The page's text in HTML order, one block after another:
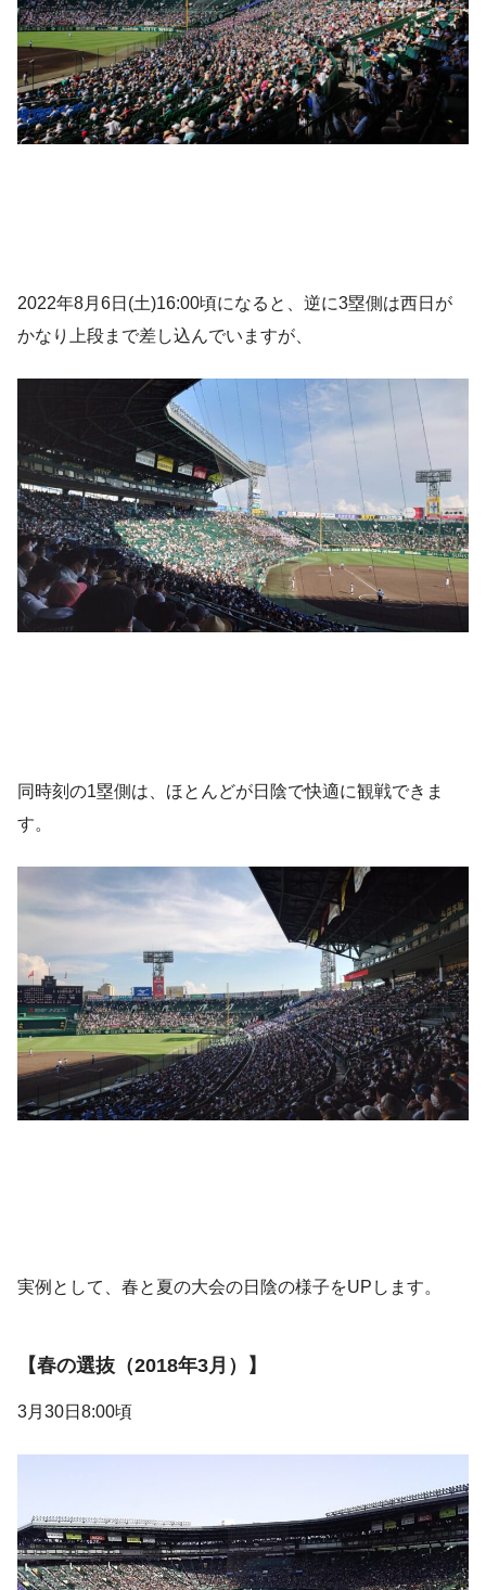
2022年8月6日(土)16:00頃になると、逆に3塁側は西日が
かなり上段まで差し込んでいますが、
同時刻の1塁側は、ほとんどが日陰で快適に観戦できま
す。
実例として、春と夏の大会の日陰の様子をUPします。
【春の選抜（2018年3月）】
3月30日8:00頃